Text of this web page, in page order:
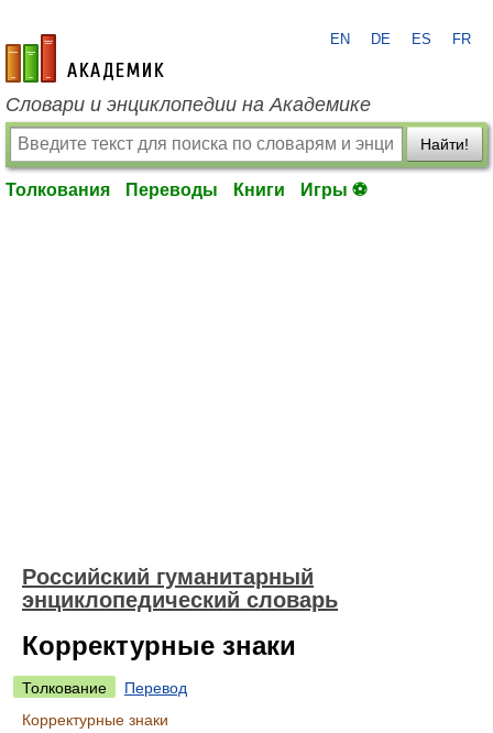
academic.ru
EN DE ES FR
Словари и энциклопедии на Академике
Найти!
Толкования Переводы Книги Игры ⚽
Российский гуманитарный
энциклопедический словарь
Корректурные знаки
Толкование
Перевод
Корректурные знаки